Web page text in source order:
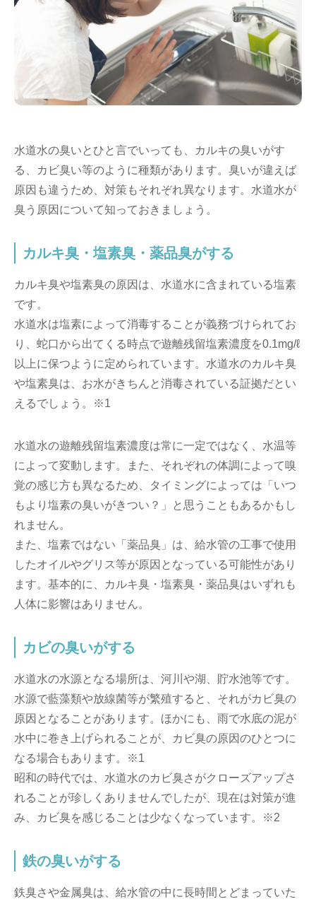
水道水の臭いとひと言でいっても、カルキの臭いがす
る、カビ臭い等のように種類があります。臭いが違えば
原因も違うため、対策もそれぞれ異なります。水道水が
臭う原因について知っておきましょう。
カルキ臭・塩素臭・薬品臭がする
カルキ臭や塩素臭の原因は、水道水に含まれている塩素
です。
水道水は塩素によって消毒することが義務づけられてお
り、蛇口から出てくる時点で遊離残留塩素濃度を0.1mg/ℓ
以上に保つように定められています。水道水のカルキ臭
や塩素臭は、お水がきちんと消毒されている証拠だとい
えるでしょう。※1
水道水の遊離残留塩素濃度は常に一定ではなく、水温等
によって変動します。また、それぞれの体調によって嗅
覚の感じ方も異なるため、タイミングによっては「いつ
もより塩素の臭いがきつい？」と思うこともあるかもし
れません。
また、塩素ではない「薬品臭」は、給水管の工事で使用
したオイルやグリス等が原因となっている可能性があり
ます。基本的に、カルキ臭・塩素臭・薬品臭はいずれも
人体に影響はありません。
カビの臭いがする
水道水の水源となる場所は、河川や湖、貯水池等です。
水源で藍藻類や放線菌等が繁殖すると、それがカビ臭の
原因となることがあります。ほかにも、雨で水底の泥が
水中に巻き上げられることが、カビ臭の原因のひとつに
なる場合もあります。※1
昭和の時代では、水道水のカビ臭さがクローズアップさ
れることが珍しくありませんでしたが、現在は対策が進
み、カビ臭を感じることは少なくなっています。※2
鉄の臭いがする
鉄臭さや金属臭は、給水管の中に長時間とどまっていた